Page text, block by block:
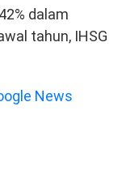
dalam
tahun, IHSG
News